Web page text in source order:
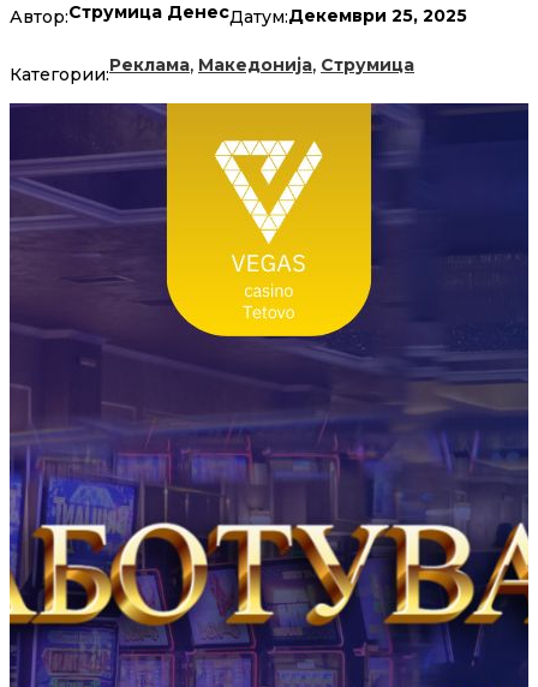
Автор:Струмица ДенесДатум:Декември 25, 2025
Категории:Реклама, Македонија, Струмица